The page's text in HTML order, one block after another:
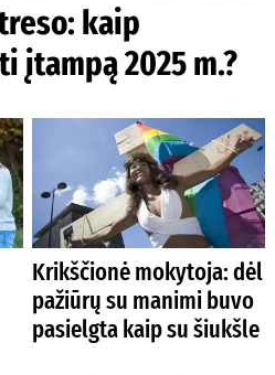
kaip
2025 m.?
Krikščionė mokytoja: dėl
pažiūrų su manimi buvo
pasielgta kaip su šiukšle